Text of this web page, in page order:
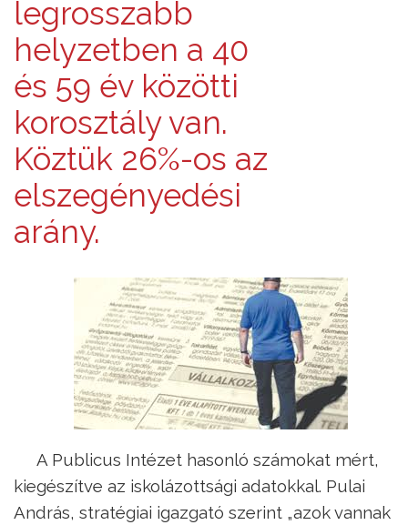
legrosszabb
helyzetben a 40
és 59 év közötti
korosztály van.
Köztük 26%-os az
elszegényedési
arány.
A Publicus Intézet hasonló számokat mért,
kiegészítve az iskolázottsági adatokkal. Pulai
András, stratégiai igazgató szerint „azok vannak